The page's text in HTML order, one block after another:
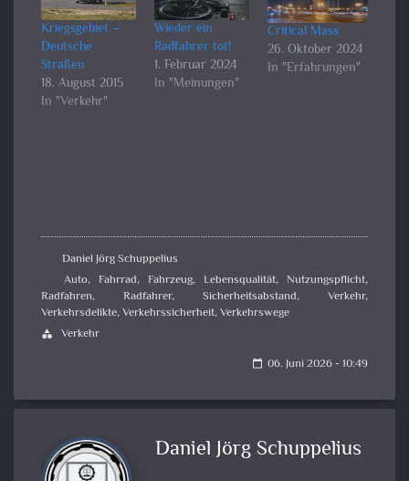
Kriegsgebiet –
Deutsche
Straßen
18. August 2015
In "Verkehr"
Wieder ein
Radfahrer tot!
1. Februar 2024
In "Meinungen"
Critical Mass
26. Oktober 2024
In "Erfahrungen"
Daniel Jörg Schuppelius
Auto, Fahrrad, Fahrzeug, Lebensqualität, Nutzungspflicht,
Radfahren, Radfahrer, Sicherheitsabstand, Verkehr,
Verkehrsdelikte,Verkehrssicherheit,Verkehrswege
category Verkehr
calendar_today 06. Juni 2026 - 10:49
Daniel Jörg Schuppelius